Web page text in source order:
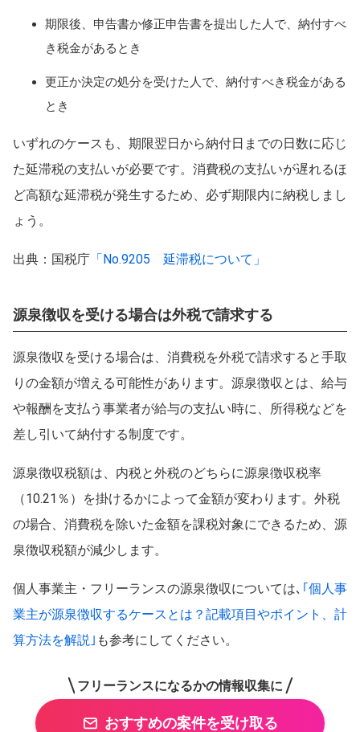
期限後、申告書か修正申告書を提出した人で、納付すべ
き税金があるとき
更正か決定の処分を受けた人で、納付すべき税金がある
とき
いずれのケースも、期限翌日から納付日までの日数に応じ
た延滞税の支払いが必要です。消費税の支払いが遅れるほ
ど高額な延滞税が発生するため、必ず期限内に納税しまし
ょう。
出典：国税庁 「No.9205 延滞税について」
源泉徴収を受ける場合は外税で請求する
源泉徴収を受ける場合は、消費税を外税で請求すると手取
りの金額が増える可能性があります。源泉徴収とは、給与
や報酬を支払う事業者が給与の支払い時に、所得税などを
差し引いて納付する制度です。
源泉徴収税額は、内税と外税のどちらに源泉徴収税率
（10.21％）を掛けるかによって金額が変わります。外税
の場合、消費税を除いた金額を課税対象にできるため、源
泉徴収税額が減少します。
個人事業主・フリーランスの源泉徴収については､ ｢個人事
業主が源泉徴収するケースとは？記載項目やポイント、計
算方法を解説｣ も参考にしてください。
フリーランスになるかの情報収集に
おすすめの案件を受け取る